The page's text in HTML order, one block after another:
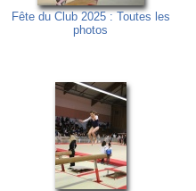
Fête du Club 2025 : Toutes les
photos